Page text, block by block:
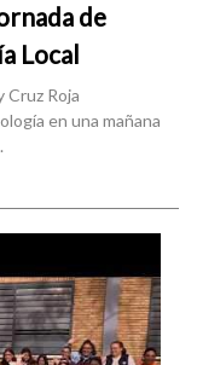
de
Local
Cruz Roja
en una mañana